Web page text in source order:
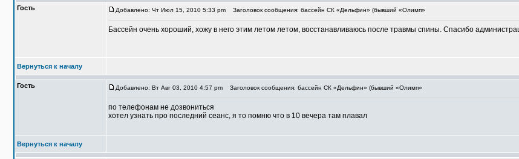
Гость Добавлено: Чт Июл 15, 2010 5:33 pm Заголовок сообщения: бассейн СК «Дельфин» (бывший «Олимп»
Бассейн очень хороший, хожу в него этим летом летом, восстанавливаюсь после травмы спины. Спасибо
Вернуться к началу
Гость Добавлено: Вт Авг 03, 2010 4:57 pm Заголовок сообщения: бассейн СК «Дельфин» (бывший «Олимп»
по телефонам не дозвониться
хотел узнать про последний сеанс, я то помню что в 10 вечера там плавал
Вернуться к началу